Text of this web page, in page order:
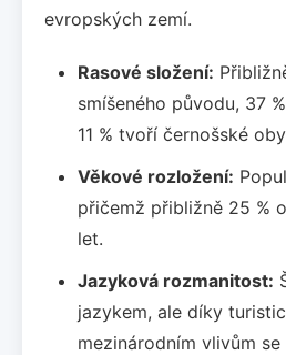
evropských zemí.
Rasové složení:
smíšeného původu, 37
11 % tvoří černošské
Věkové rozložení:
přičemž přibližně 25 %
let.
Jazyková rozmanitost:
jazykem, ale díky
mezinárodním vlivům